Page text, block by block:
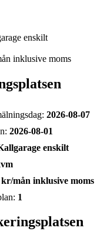
enskilt
inklusive moms
2026-08-07
2026-08-01
enskilt
kr/mån inklusive moms
1